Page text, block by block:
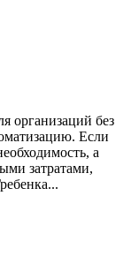
организаций без
Если
а
затратами,